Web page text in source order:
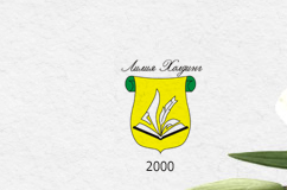
с 2000 года